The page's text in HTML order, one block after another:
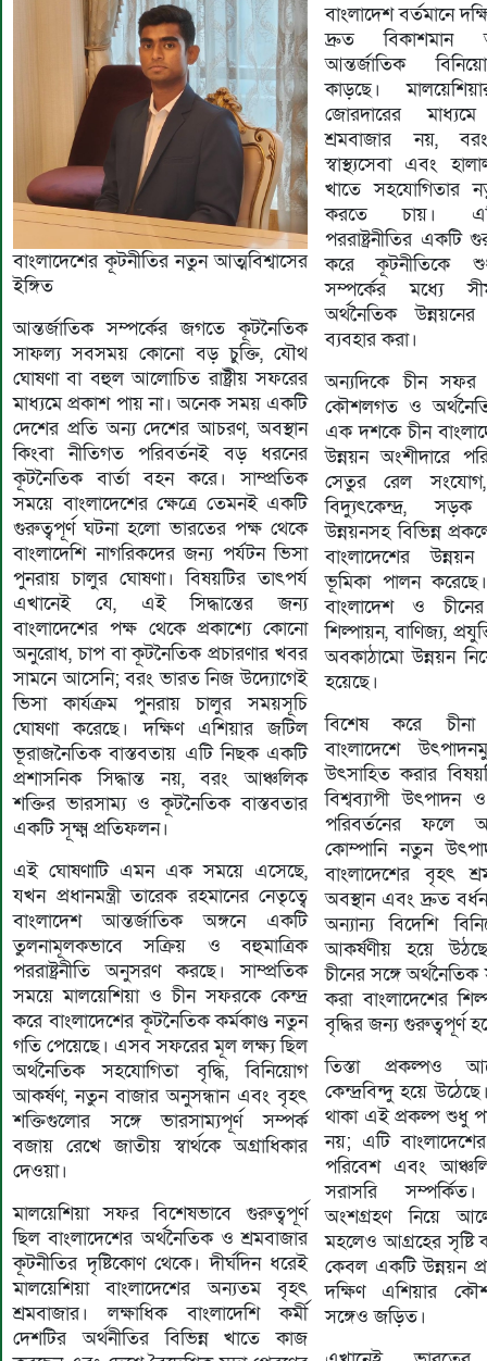
বাংলাদেশের কূটনীতির নতুন আত্মবিশ্বাসের
ইঙ্গিত
আন্তর্জাতিক সম্পর্কের জগতে কূটনৈতিক
সাফল্য সবসময় কোনো বড় চুক্তি, যৌথ
ঘোষণা বা বহুল আলোচিত রাষ্ট্রীয় সফরের
মাধ্যমে প্রকাশ পায় না। অনেক সময় একটি
দেশের প্রতি অন্য দেশের আচরণ, অবস্থান
কিংবা নীতিগত পরিবর্তনই বড় ধরনের
কূটনৈতিক বার্তা বহন করে। সাম্প্রতিক
সময়ে বাংলাদেশের ক্ষেত্রে তেমনই একটি
গুরুত্বপূর্ণ ঘটনা হলো ভারতের পক্ষ থেকে
বাংলাদেশি নাগরিকদের জন্য পর্যটন ভিসা
পুনরায় চালুর ঘোষণা। বিষয়টির তাৎপর্য
এখানেই যে, এই সিদ্ধান্তের জন্য
বাংলাদেশের পক্ষ থেকে প্রকাশ্যে কোনো
অনুরোধ, চাপ বা কূটনৈতিক প্রচারণার খবর
সামনে আসেনি; বরং ভারত নিজ উদ্যোগেই
ভিসা কার্যক্রম পুনরায় চালুর সময়সূচি
ঘোষণা করেছে। দক্ষিণ এশিয়ার জটিল
ভূরাজনৈতিক বাস্তবতায় এটি নিছক একটি
প্রশাসনিক সিদ্ধান্ত নয়, বরং আঞ্চলিক
শক্তির ভারসাম্য ও কূটনৈতিক বাস্তবতার
একটি সূক্ষ্ম প্রতিফলন।
এই ঘোষণাটি এমন এক সময়ে এসেছে,
যখন প্রধানমন্ত্রী তারেক রহমানের নেতৃত্বে
বাংলাদেশ আন্তর্জাতিক অঙ্গনে একটি
তুলনামূলকভাবে সক্রিয় ও বহুমাত্রিক
পররাষ্ট্রনীতি অনুসরণ করছে। সাম্প্রতিক
সময়ে মালয়েশিয়া ও চীন সফরকে কেন্দ্র
করে বাংলাদেশের কূটনৈতিক কর্মকাণ্ড নতুন
গতি পেয়েছে। এসব সফরের মূল লক্ষ্য ছিল
অর্থনৈতিক সহযোগিতা বৃদ্ধি, বিনিয়োগ
আকর্ষণ, নতুন বাজার অনুসন্ধান এবং বৃহৎ
শক্তিগুলোর সঙ্গে ভারসাম্যপূর্ণ সম্পর্ক
বজায় রেখে জাতীয় স্বার্থকে অগ্রাধিকার
দেওয়া।
মালয়েশিয়া সফর বিশেষভাবে গুরুত্বপূর্ণ
ছিল বাংলাদেশের অর্থনৈতিক ও শ্রমবাজার
কূটনীতির দৃষ্টিকোণ থেকে। দীর্ঘদিন ধরেই
মালয়েশিয়া বাংলাদেশের অন্যতম বৃহৎ
শ্রমবাজার। লক্ষাধিক বাংলাদেশি কর্মী
দেশটির অর্থনীতির বিভিন্ন খাতে কাজ
বাংলাদেশ বর্তমানে
দ্রুত বিকাশমান
আন্তর্জাতিক
কাড়ছে।
জোরদারের
শ্রমবাজার নয়,
স্বাস্থ্যসেবা এবং
খাতে সহযোগিতার
করতে চায়।
পররাষ্ট্রনীতির একটি
করে কূটনীতিকে
সম্পর্কের মধ্যে
অর্থনৈতিক
ব্যবহার করা।
অন্যদিকে চীন
কৌশলগত ও
এক দশকে চীন
উন্নয়ন অংশীদারে
সেতুর রেল সংযোগ,
বিদ্যুৎকেন্দ্র,
উন্নয়নসহ বিভিন্ন
বাংলাদেশের
ভূমিকা পালন
বাংলাদেশ ও
শিল্পায়ন, বাণিজ্য,
অবকাঠামো উন্নয়ন
হয়েছে।
বিশেষ করে চীনা
বাংলাদেশে
উৎসাহিত করার
বিশ্বব্যাপী উৎপাদন
পরিবর্তনের ফলে
কোম্পানি নতুন
বাংলাদেশের বৃহৎ
অবস্থান এবং দ্রুত
অন্যান্য বিদেশি
আকর্ষণীয় হয়ে
চীনের সঙ্গে
করা বাংলাদেশের
বৃদ্ধির জন্য গুরুত্বপূর্ণ
তিস্তা প্রকল্পও
কেন্দ্রবিন্দু হয়ে
থাকা এই প্রকল্প শুধু
নয়; এটি
পরিবেশ এবং
সরাসরি
অংশগ্রহণ নিয়ে
মহলেও আগ্রহের সৃষ্টি
কেবল একটি উন্নয়ন
দক্ষিণ এশিয়ার
সঙ্গেও জড়িত।